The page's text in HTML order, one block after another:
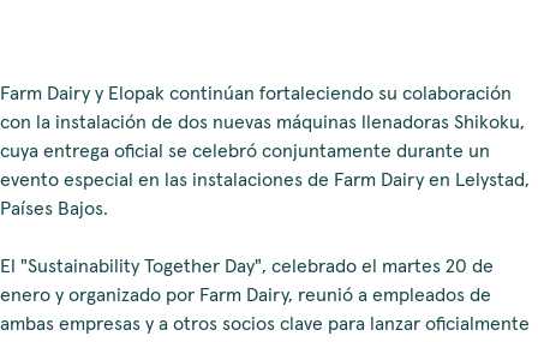
Farm Dairy y Elopak continúan fortaleciendo su colaboración
con la instalación de dos nuevas máquinas llenadoras Shikoku,
cuya entrega oficial se celebró conjuntamente durante un
evento especial en las instalaciones de Farm Dairy en Lelystad,
Países Bajos.
El "Sustainability Together Day", celebrado el martes 20 de
enero y organizado por Farm Dairy, reunió a empleados de
ambas empresas y a otros socios clave para lanzar oficialmente